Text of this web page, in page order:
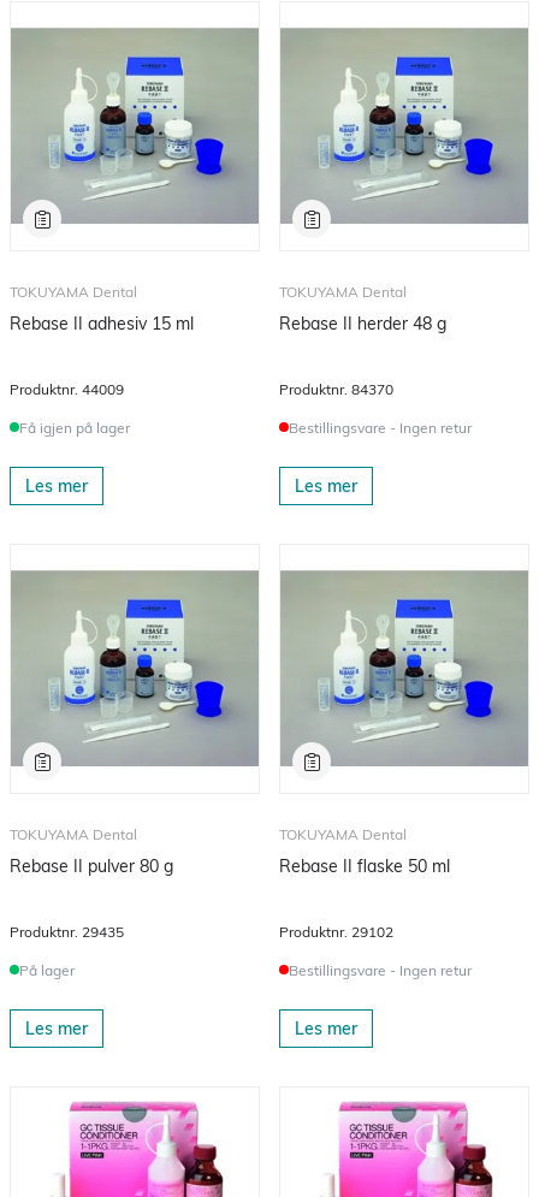
TOKUYAMA Dental
Rebase II adhesiv 15 ml
Produktnr. 44009
Få igjen på lager
Les mer
TOKUYAMA Dental
Rebase II herder 48 g
Produktnr. 84370
Bestillingsvare - Ingen retur
Les mer
TOKUYAMA Dental
Rebase II pulver 80 g
Produktnr. 29435
På lager
Les mer
TOKUYAMA Dental
Rebase II flaske 50 ml
Produktnr. 29102
Bestillingsvare - Ingen retur
Les mer